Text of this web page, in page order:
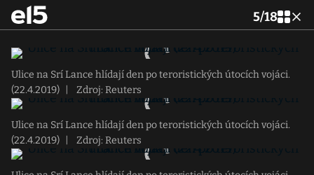
5/18
Ulice na Srí Lance hlídají den po teroristických útocích vojáci.
(22.4.2019)
Zdroj: Reuters
Ulice na Srí Lance hlídají den po teroristických útocích vojáci.
(22.4.2019)
Zdroj: Reuters